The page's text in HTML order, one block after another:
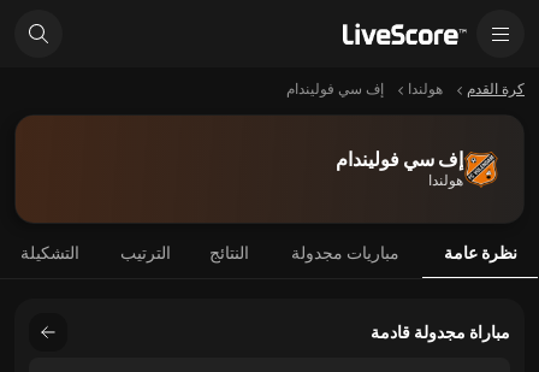
كرة القدم هولندا إف سي فوليندام
إف سي فوليندام
هولندا
نظرة عامة مباريات مجدولة النتائج الترتيب التشكيلة
مباراة مجدولة قادمة